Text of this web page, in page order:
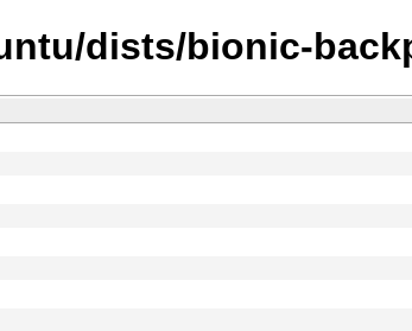
dists/bionic-